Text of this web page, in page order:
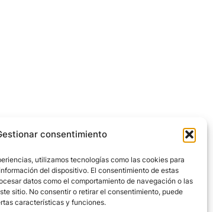
consentimiento
utilizamos tecnologías como las cookies para
del dispositivo. El consentimiento de estas
datos como el comportamiento de navegación o las
sitio. No consentir o retirar el consentimiento, puede
características y funciones.